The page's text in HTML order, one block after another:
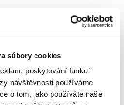
súbory cookies
poskytování funkcí
návštěvnosti používáme
o tom, jako používáte naše
pre našich najmenších.
len z kontrolovaných
Neobsahujú žiadne
6. mesiaca 3, ale
aj pre staršie deti.